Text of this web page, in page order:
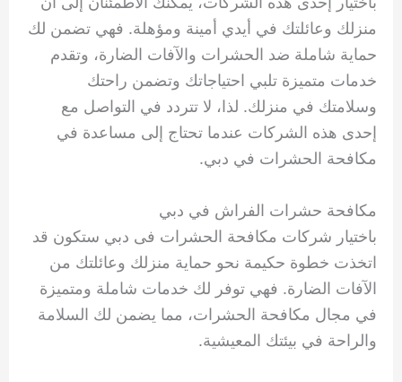
منزلك وعائلتك في أيدي أمينة ومؤهلة. فهي تضمن لك
حماية شاملة ضد الحشرات والآفات الضارة، وتقدم
خدمات متميزة تلبي احتياجاتك وتضمن راحتك
وسلامتك في منزلك. لذا، لا تتردد في التواصل مع
إحدى هذه الشركات عندما تحتاج إلى مساعدة في
مكافحة الحشرات في دبي.
مكافحة حشرات الفراش في دبي
باختيار شركات مكافحة الحشرات فى دبي ستكون قد
اتخذت خطوة حكيمة نحو حماية منزلك وعائلتك من
الآفات الضارة. فهي توفر لك خدمات شاملة ومتميزة
في مجال مكافحة الحشرات، مما يضمن لك السلامة
والراحة في بيئتك المعيشية.